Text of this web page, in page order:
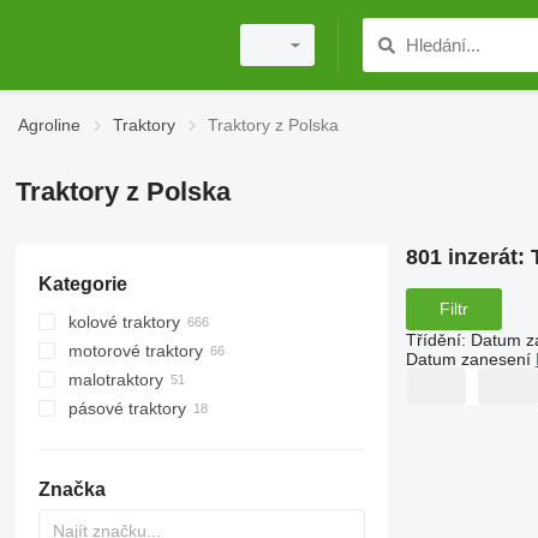
Agroline Traktory Traktory z Polska
Traktory z Polska
Kategorie
kolové traktory
motorové traktory
malotraktory
pásové traktory
Značka
801 inzerát:
Filtr
Třídění: Datum
Datum zanesení